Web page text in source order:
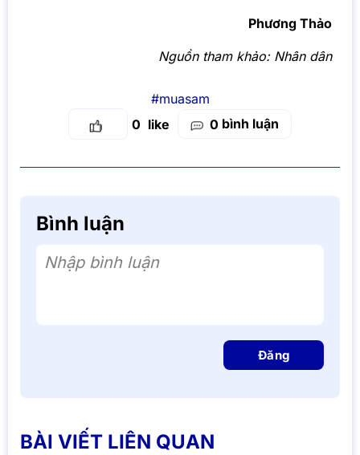
Phương Thảo
Nguồn tham khảo: Nhân dân
#muasam
0
0 bình luận
Bình luận
Nhập bình luận
Đăng
BÀI VIẾT LIÊN QUAN